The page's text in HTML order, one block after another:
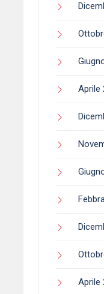
Aprile
Aprile